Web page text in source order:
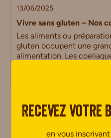
13/06/2025
Vivre sans gluten – Nos
Les aliments ou
gluten occupent une
alimentation. Les
Recevez votre
en vous